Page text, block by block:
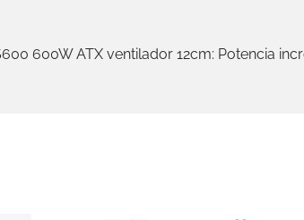
600W ATX ventilador 12cm: Potencia